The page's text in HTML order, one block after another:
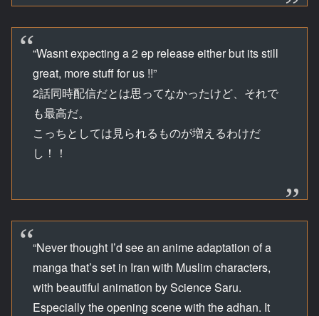
“Wasnt expecting a 2 ep release either but its still
great, more stuff for us !!”
2話同時配信だとは思ってなかったけど、それで
も最高だ。
こっちとしては見られるものが増えるわけだ
し！！
“Never thought I’d see an anime adaptation of a
manga that’s set in Iran with Muslim characters,
with beautiful animation by Science Saru.
Especially the opening scene with the adhan. It